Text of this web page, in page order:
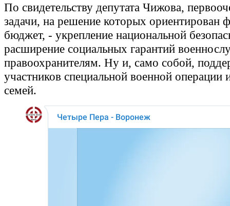
По свидетельству депутата Чижова,
задачи, на решение которых ориентирован
бюджет, - укрепление национальной
расширение социальных гарантий
правоохранителям. Ну и, само собой,
участников специальной военной операции
семей.